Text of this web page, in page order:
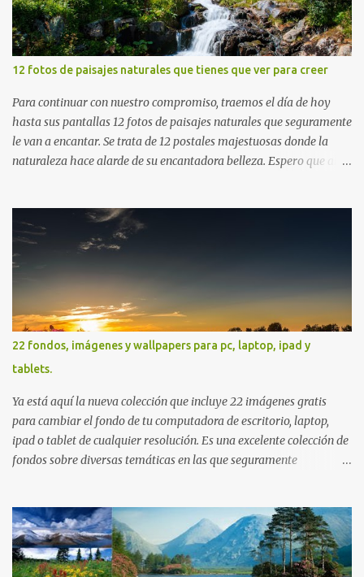
12 fotos de paisajes naturales que tienes que ver para creer
Para continuar con nuestro compromiso, traemos el día de hoy
hasta sus pantallas 12 fotos de paisajes naturales que seguramente
le van a encantar. Se trata de 12 postales majestuosas donde la
naturaleza hace alarde de su encantadora belleza. Espero que al
los ríos de agua viva, lagos, bosques y cascadas, son algunos de los
elementos que hoy acompañan a esta serie fascinante de
fotografía sobre paisajes naturales. Que tengan un feliz jueves
(imágenes con mensajes) con mis mejores deseos a través de la
distancia. Sinceramente, José Luis Ávila Herrera.
22 fondos, imágenes y wallpapers para pc, laptop, ipad y
tablets.
Ya está aquí la nueva colección que incluye 22 imágenes gratis
para cambiar el fondo de tu computadora de escritorio, laptop,
ipad o tablet de cualquier resolución. Es una excelente colección de
fondos sobre diversas temáticas en las que seguramente
olviden utilizar los botones que aparecen sobre cada imagen para
compartir estos fondos en las redes sociales con todos sus amigos.
Gracias.